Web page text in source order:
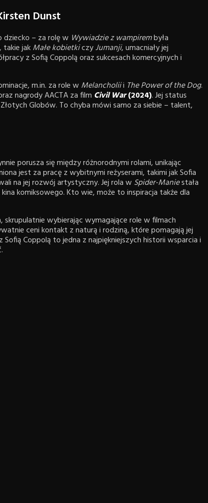
Dunst
dziecko – za rolę w Wywiadzie z wampirembyła
takie jakMałe kobietkiczyJumanji, umacniały jej
z Sofią Coppolą oraz sukcesach komercyjnych i
m.in. za role w Melancholiii The Power of the Dog.
nagrody AACTA za film Civil War(2024). Jej status
Globów. To chyba mówi samo za siebie – talent,
porusza się między różnorodnymi rolami, unikając
jest za pracę z wybitnymi reżyserami, takimi jak Sofia
na jej rozwój artystyczny. Jej rola w Spider-Maniestała
komiksowego. Kto wie, może to inspiracja także dla
wybierając wymagające role w filmach
ceni kontakt z naturą i rodziną, które pomagają jej
Coppolą to jedna z najpiękniejszych historii wsparcia i